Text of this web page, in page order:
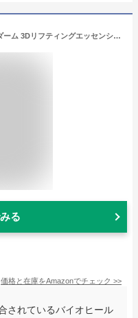
バイオヒールボ(BOH) プロバイオダーム 3Dリフティングエッセンシャルトナー 150mL 化粧水 高保湿 乾燥肌 弾力 韓国コスメ ハリ 美肌ケア
る
価格と在庫をAmazonでチェック >>
されているバイオヒール